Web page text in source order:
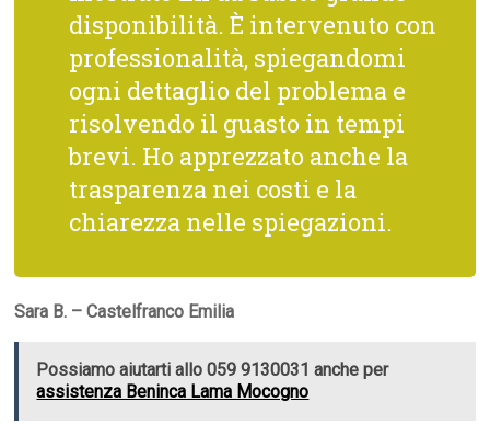
disponibilità. È intervenuto con
professionalità, spiegandomi
ogni dettaglio del problema e
risolvendo il guasto in tempi
brevi. Ho apprezzato anche la
trasparenza nei costi e la
chiarezza nelle spiegazioni.
Sara B. – Castelfranco Emilia
Possiamo aiutarti allo 059 9130031 anche per
assistenza Beninca Lama Mocogno